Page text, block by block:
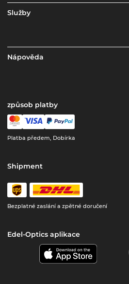
Služby
Nápověda
způsob platby
Platba předem, Dobírka
Shipment
Bezplatné zaslání a zpětné doručení
Edel-Optics aplikace